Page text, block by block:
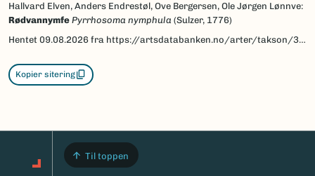
Hallvard Elven, Anders Endrestøl, Ove Bergersen, Ole Jørgen Lønnve:
Rødvannymfe Pyrrhosoma nymphula (Sulzer, 1776)
Hentet 09.08.2026 fra https://artsdatabanken.no/arter/takson/32592/beskrivelse
Kopier sitering
Til toppen